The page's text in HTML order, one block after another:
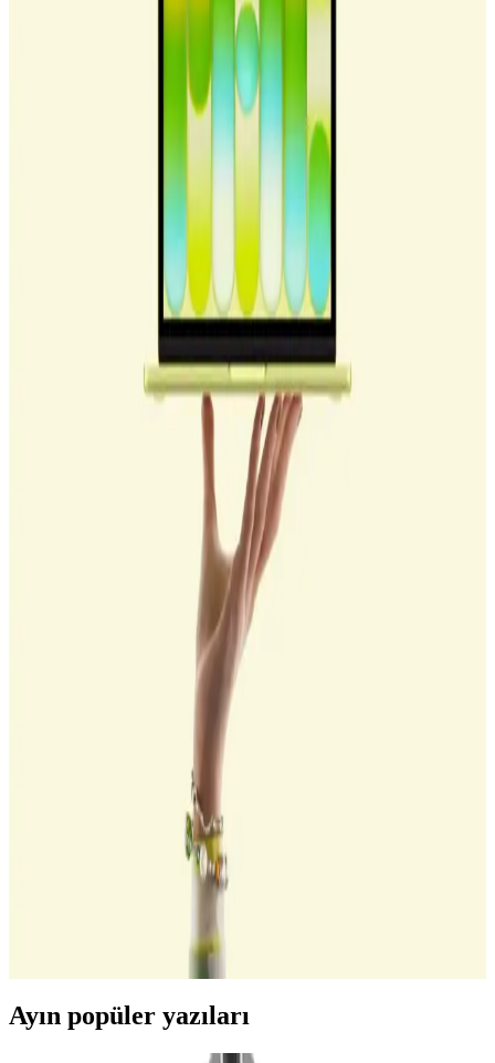
Apple MacBook Neo: A18 Pro İşlemcili Yeni Dizüstü
Bilgisayarın Teknik Özellikleri ve Pazar Analizi
Apple'ın yeni MacBook Neo modeli, A18 Pro işlemci ve 8GB
RAM ile 599 dolar fiyatla temel kullanıcılar ve eğitim sektörü için
rekabetçi bir alternatif oluşturuyor. RAM yükseltme seçeneği
olmaması ve sınırlı USB portları eleştiriliyor.
iPhone 15 ve USB-C Portu: Teknolojide Yeni
Dönemin Getirdikleri
getiriyor. Pro modelleri yüksek hızlar sunarken, kullanıcılar yeni
aksesuarlar ve kablolarla uyum sağlamalı. Bu değişiklik, teknolojide
Apple iPhone 12 ve Apple USB-C Lightning
Kabloları Karşılaştırması ve Özellikleri
İki popüler Apple şarj kablosunun özellikleri, performansları ve
kullanıcı yorumlarıyla detaylı karşılaştırması, ihtiyaçlara uygun en
iyi seçimi yapmanıza yardımcı olur.
USB-C Lightning Kablo: Hızlı ve Güvenilir Bağlantı
USB-C Lightning kabloları, hızlı şarj ve veri aktarımı sağlayan,
Apple ve diğer cihazlar için çok yönlü bağlantı çözümüdür. Güncel
teknolojiyi yakalayın ve cihazlarınızın performansını artırın.
Anker Zolo 20W GaN Teknolojili USB-C Şarj
Cihazı Günlük ve Seyahat Kullanımı İçin Uygun
Anker Zolo 20W GaN teknolojili USB-C şarj cihazı, yüksek
performans, güvenlik ve taşınabilirlik sunar. Hızlı şarj, gelişmiş
sıcaklık kontrolü ve şık tasarımıyla günlük ve seyahat ihtiyaçlarınızı
MacBook Neo'nun Tek 4K 60Hz Harici Ekran
Desteği ve Hedef Kullanıcı Profili
MacBook Neo, uygun fiyatıyla temel kullanıcıların ihtiyaçlarına
Öğrenciler ve günlük kullanım için tasarlanmış bu model,
profesyonel çoklu ekran gereksinimlerini karşılamıyor.
Ayın popüler yazıları